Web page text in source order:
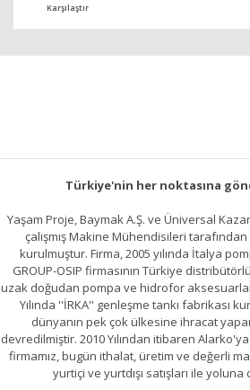
Karşılaştır
Türkiye'nin her noktasına
Yaşam Proje, Baymak A.Ş. ve Üniversal
çalışmış Makine Mühendisileri tarafından
kurulmuştur. Firma, 2005 yılında İtalya
GROUP-OSIP firmasının Türkiye
uzak doğudan pompa ve hidrofor
Yılında ''İRKA'' genleşme tankı fabrikası
dünyanın pek çok ülkesine ihracat
devredilmiştir. 2010 Yılından itibaren
firmamız, bugün ithalat, üretim ve değerli
yurtiçi ve yurtdışı satışları ile